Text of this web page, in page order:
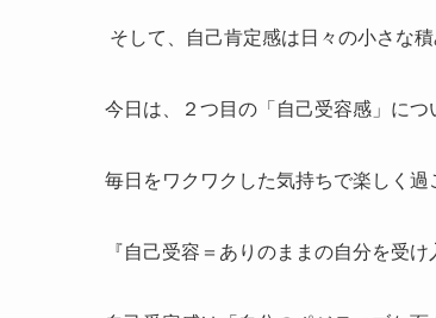
そして、自己肯定感は日々の小さな
今日は、２つ目の「自己受容感」につ
毎日をワクワクした気持ちで楽しく
『自己受容＝ありのままの自分を受け